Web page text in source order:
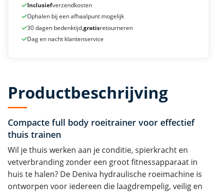
Inclusiefverzendkosten
Ophalen bij een afhaalpunt mogelijk
30 dagen bedenktijd,gratisretourneren
Dag en nacht klantenservice
Productbeschrijving
Compacte full body roeitrainer voor effectief
thuis trainen
Wil je thuis werken aan je conditie, spierkracht en
vetverbranding zonder een groot fitnessapparaat in
huis te halen? De Deniva hydraulische roeimachine is
ontworpen voor iedereen die laagdrempelig, veilig en